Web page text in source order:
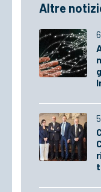
Altre